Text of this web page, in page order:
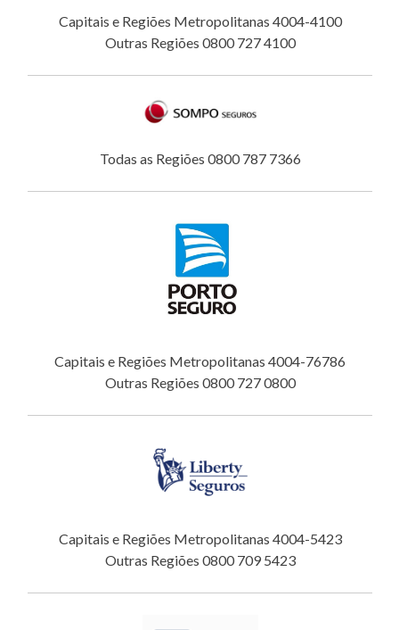
Capitais e Regiões Metropolitanas 4004-4100
Outras Regiões 0800 727 4100
Todas as Regiões 0800 787 7366
Capitais e Regiões Metropolitanas 4004-76786
Outras Regiões 0800 727 0800
Capitais e Regiões Metropolitanas 4004-5423
Outras Regiões 0800 709 5423